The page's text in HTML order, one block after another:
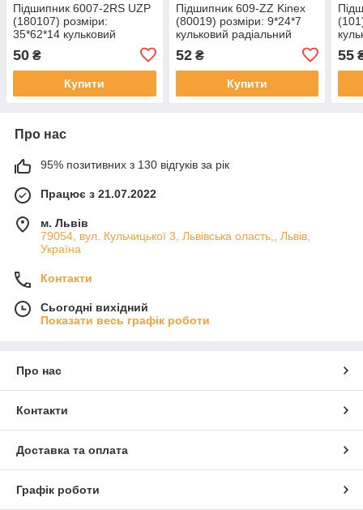
Підшипник 6007-2RS UZP
(180107) розміри:
35*62*14 кульковий
50 ₴
Купити
Підшипник 609-ZZ Kinex
(80019) розміри: 9*24*7
кульковий радіальний
52₴
Купити
55
Про нас
95% позитивних з 130 відгуків за рік
Працює з 21.07.2022
м. Львів
79054, вул. Кульчицької 3, Львівська оласть,, Львів,
Україна
Контакти
Сьогодні вихідний
Показати весь графік роботи
Про нас
Контакти
Доставка та оплата
Графік роботи